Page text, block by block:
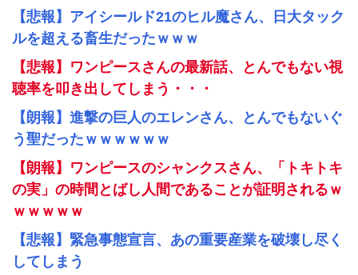
【悲報】アイシールド21のヒル魔さん、日大タック
ルを超える畜生だったｗｗｗ
【悲報】ワンピースさんの最新話、とんでもない視
聴率を叩き出してしまう・・・
【朗報】進撃の巨人のエレンさん、とんでもないぐ
う聖だったｗｗｗｗｗｗ
【朗報】ワンピースのシャンクスさん、「トキトキ
の実」の時間とばし人間であることが証明されるｗ
ｗｗｗｗｗ
【悲報】緊急事態宣言、あの重要産業を破壊し尽く
してしまう